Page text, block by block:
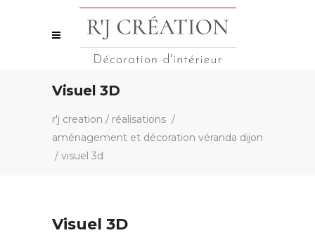
Visuel 3D
r'j creation / réalisations /
aménagement et décoration véranda dijon
/ visuel 3d
Visuel 3D